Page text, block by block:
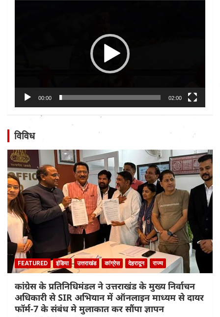
00:00 02:00
विविध
FEATURED इंडिया उत्तराखंड कांग्रेस देहरादून राज्य
कांग्रेस के प्रतिनिधिमंडल ने उत्तराखंड के मुख्य निर्वाचन
अधिकारी से SIR अभियान में ऑनलाइन माध्यम से दायर
फॉर्म-7 के संबंध मे मुलाकात कर सौंपा ज्ञापन